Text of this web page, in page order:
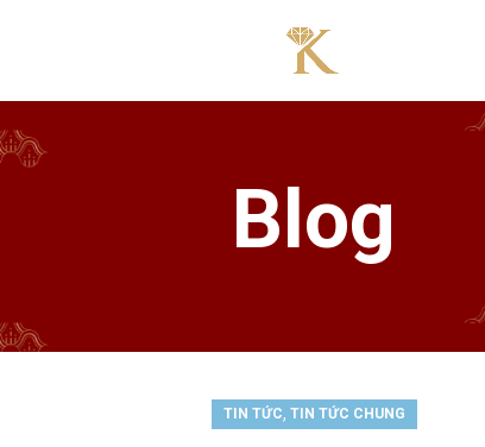
Blog
TIN TỨC, TIN TỨC CHUNG